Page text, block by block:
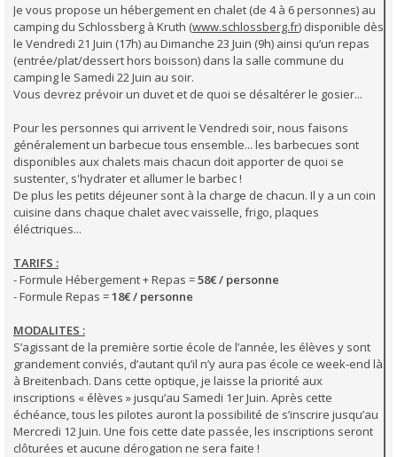
Je vous propose un hébergement en chalet (de 4 à 6 personnes) au
camping du Schlossberg à Kruth (www.schlossberg.fr) disponible dès
le Vendredi 21 Juin (17h) au Dimanche 23 Juin (9h) ainsi qu’un repas
(entrée/plat/dessert hors boisson) dans la salle commune du
camping le Samedi 22 Juin au soir.
Vous devrez prévoir un duvet et de quoi se désaltérer le gosier...
Pour les personnes qui arrivent le Vendredi soir, nous faisons
généralement un barbecue tous ensemble... les barbecues sont
disponibles aux chalets mais chacun doit apporter de quoi se
sustenter, s'hydrater et allumer le barbec !
De plus les petits déjeuner sont à la charge de chacun. Il y a un coin
cuisine dans chaque chalet avec vaisselle, frigo, plaques
éléctriques...
TARIFS :
- Formule Hébergement + Repas =58€ / personne
- Formule Repas =18€ / personne
MODALITES :
S’agissant de la première sortie école de l’année, les élèves y sont
grandement conviés, d’autant qu’il n’y aura pas école ce week-end là
à Breitenbach. Dans cette optique, je laisse la priorité aux
inscriptions « élèves » jusqu’au Samedi 1er Juin. Après cette
échéance, tous les pilotes auront la possibilité de s’inscrire jusqu’au
Mercredi 12 Juin. Une fois cette date passée, les inscriptions seront
clôturées et aucune dérogation ne sera faite !